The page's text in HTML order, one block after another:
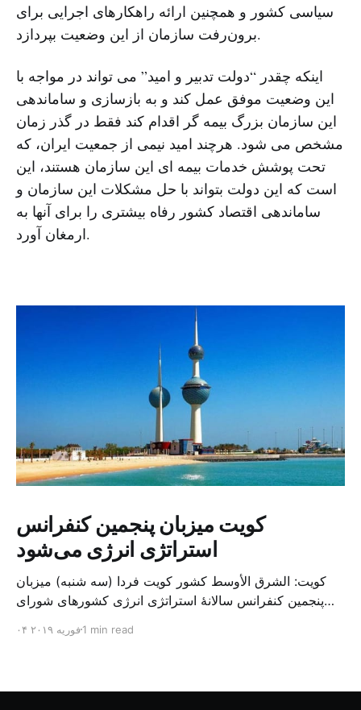
سیاسی کشور و همچنین ارائه راهکارهای اجرایی برای
برون‌رفت سازمان از این وضعیت بپردازد.
اینکه چقدر “دولت تدبیر و امید” می تواند در مواجه با
این وضعیت موفق عمل کند و به بازسازی و ساماندهی
این سازمان بزرگ بیمه گر اقدام کند فقط در گذر زمان
مشخص می شود. هرچند امید نیمی از جمعیت ایران، که
تحت پوشش خدمات بیمه ای این سازمان هستند، این
است که این دولت بتواند با حل مشکلات این سازمان و
ساماندهی اقتصاد کشور رفاه بیشتری را برای آنها به
ارمغان آورد.
کویت میزبان پنجمین کنفرانس
استراتژی انرژی می‌شود
کویت: الشرق الأوسط کشور کویت فردا (سه شنبه) میزبان
پنجمین کنفرانس سالانهٔ استراتژی انرژی کشورهای شورای
متخصص از شرکت‌های جهانی نفت و گاز در این کنفرانس
۰۴ فوریه ۲۰۱۹1 min read